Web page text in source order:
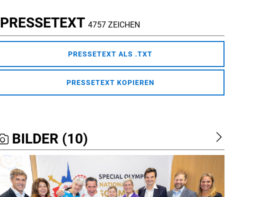
PRESSETEXT 4757 ZEICHEN
PRESSETEXT ALS .TXT
PRESSETEXT KOPIEREN
BILDER (10)